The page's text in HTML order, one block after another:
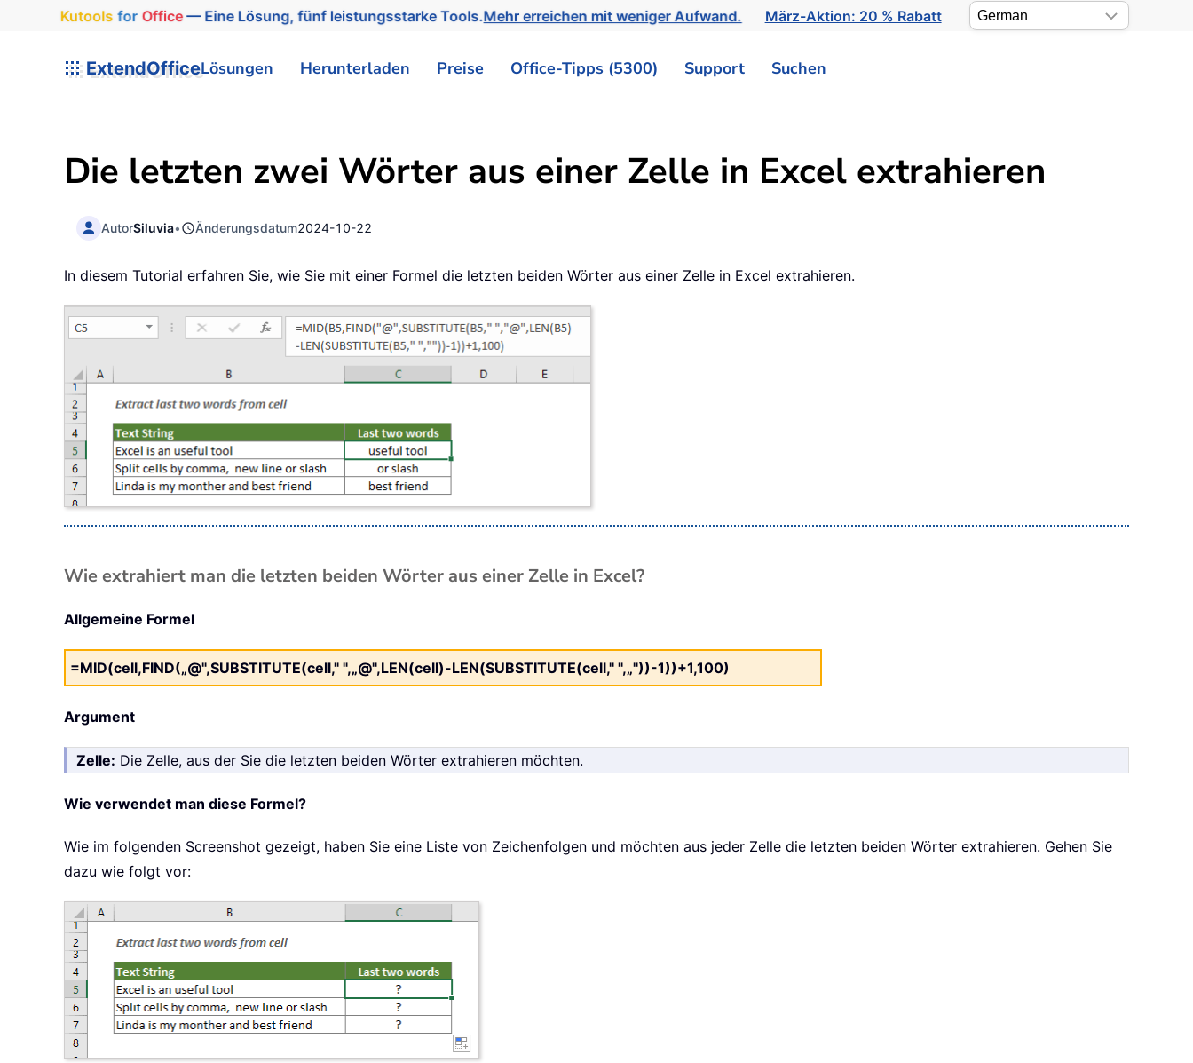
Kutools for Office— Eine Lösung, fünf leistungsstarke Tools.Mehr erreichen mit weniger Aufwand. März-Aktion: 20 % Rabatt
ExtendOfficeLösungen Herunterladen Preise Office-Tipps (5300) Support Suchen
Die letzten zwei Wörter aus einer Zelle in Excel extrahieren
AutorSiluvia• Änderungsdatum2024-10-22
In diesem Tutorial erfahren Sie, wie Sie mit einer Formel die letzten beiden Wörter aus einer Zelle in Excel extrahieren.
Wie extrahiert man die letzten beiden Wörter aus einer Zelle in Excel?
Allgemeine Formel
=MID(cell,FIND(„@",SUBSTITUTE(cell," ",„@",LEN(cell)-LEN(SUBSTITUTE(cell," ",„"))-1))+1,100)
Argument
Zelle: Die Zelle, aus der Sie die letzten beiden Wörter extrahieren möchten.
Wie verwendet man diese Formel?
Wie im folgenden Screenshot gezeigt, haben Sie eine Liste von Zeichenfolgen und möchten aus jeder Zelle die letzten beiden Wörter extrahieren. Gehen Sie
dazu wie folgt vor: